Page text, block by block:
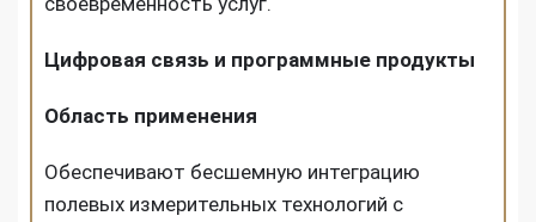
Цифровая связь и программные продукты
Область применения
Обеспечивают бесшемную интеграцию
полевых измерительных технологий с